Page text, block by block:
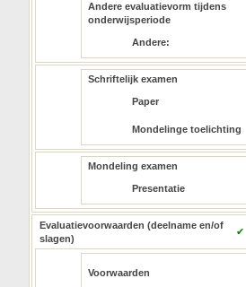
Andere evaluatievorm tijdens
onderwijsperiode
Andere:
Schriftelijk examen
Paper
Mondelinge toelichting
Mondeling examen
Presentatie
Evaluatievoorwaarden (deelname en/of
slagen)
✔
Voorwaarden